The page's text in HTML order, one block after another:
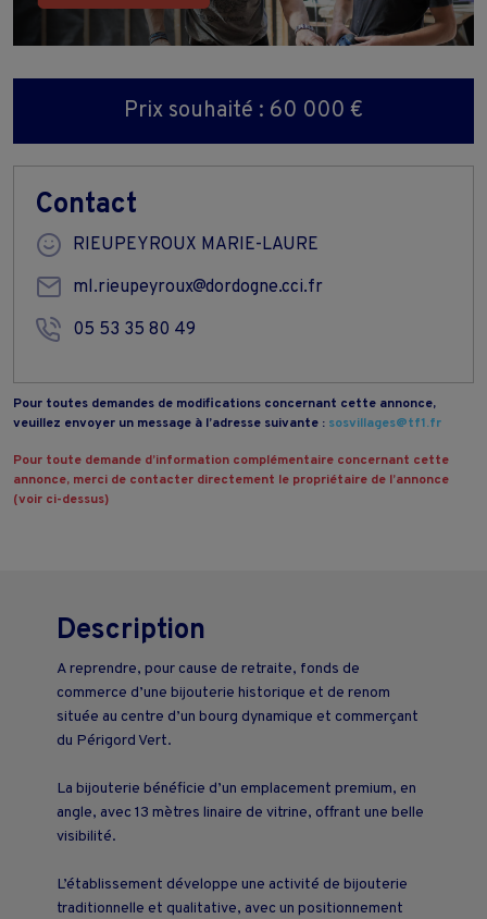
Prix souhaité : 60 000 €
Contact
RIEUPEYROUX MARIE-LAURE
ml.rieupeyroux@dordogne.cci.fr
05 53 35 80 49
Pour toutes demandes de modifications concernant cette annonce,
veuillez envoyer un message à l’adresse suivante : sosvillages@tf1.fr
Pour toute demande d’information complémentaire concernant cette
annonce, merci de contacter directement le propriétaire de l’annonce
(voir ci-dessus)
Description
A reprendre, pour cause de retraite, fonds de
commerce d’une bijouterie historique et de renom
située au centre d’un bourg dynamique et commerçant
du Périgord Vert.
La bijouterie bénéficie d’un emplacement premium, en
angle, avec 13 mètres linaire de vitrine, offrant une belle
visibilité.
L’établissement développe une activité de bijouterie
traditionnelle et qualitative, avec un positionnement